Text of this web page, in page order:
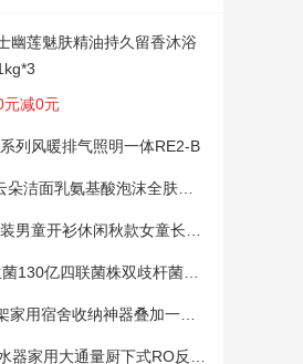
恤短裤两件套女健身瑜伽服训
幽莲魅肤精油持久留香沐浴
元减0元
列风暖排气照明一体RE2-B